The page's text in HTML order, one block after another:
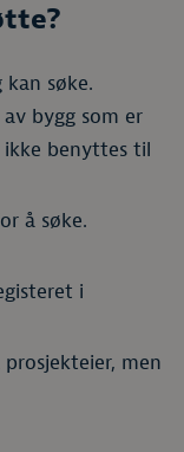
kan søke.
bygg som er
benyttes til
å søke.
i
men